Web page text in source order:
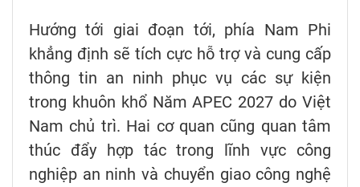
Hướng tới giai đoạn tới, phía Nam Phi
khẳng định sẽ tích cực hỗ trợ và cung cấp
thông tin an ninh phục vụ các sự kiện
trong khuôn khổ Năm APEC 2027 do Việt
Nam chủ trì. Hai cơ quan cũng quan tâm
thúc đẩy hợp tác trong lĩnh vực công
nghiệp an ninh và chuyển giao công nghệ